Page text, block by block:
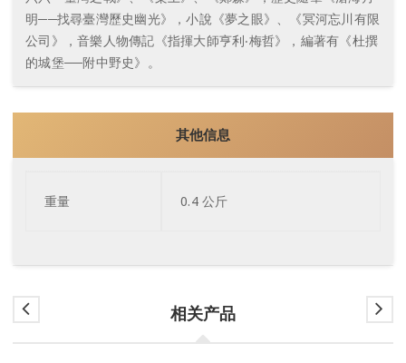
明──找尋臺灣歷史幽光》，小說《夢之眼》、《冥河忘川有限
公司》，音樂人物傳記《指揮大師亨利‧梅哲》，編著有《杜撰
的城堡──附中野史》。
其他信息
重量 0.4 公斤
相关产品